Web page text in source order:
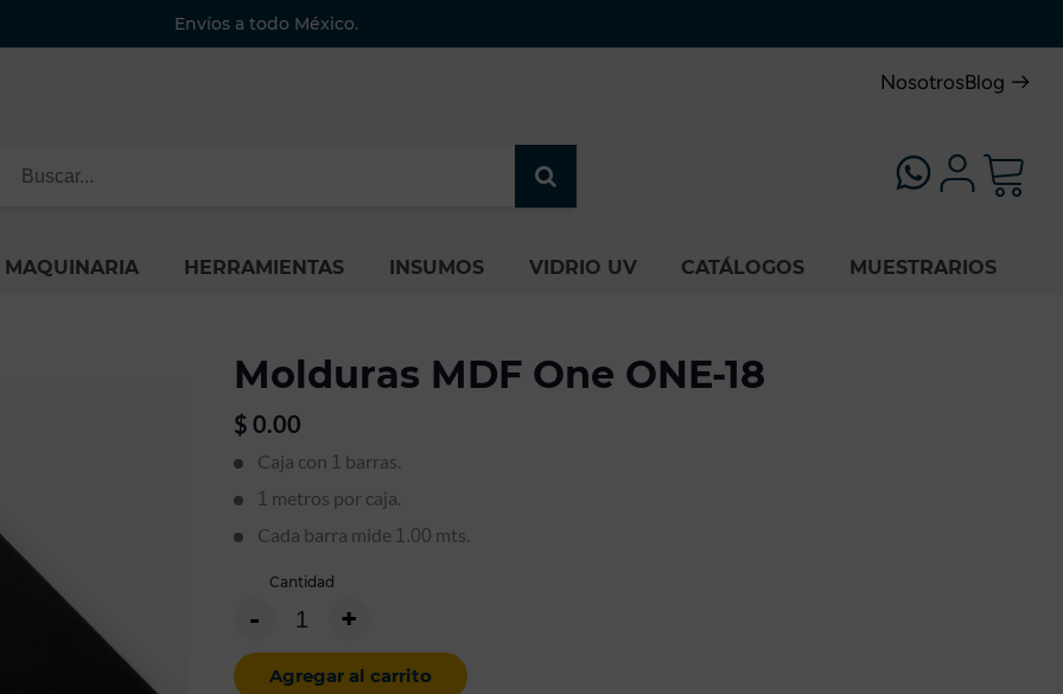
Envíos a todo México.
NosotrosBlog
MAQUINARIA HERRAMIENTAS INSUMOS VIDRIO UV CATÁLOGOS MUESTRARIOS
Molduras MDF One ONE-18
$ 0.00
Caja con 1 barras.
1 metros por caja.
Cada barra mide 1.00 mts.
Cantidad
- +
Agregar al carrito